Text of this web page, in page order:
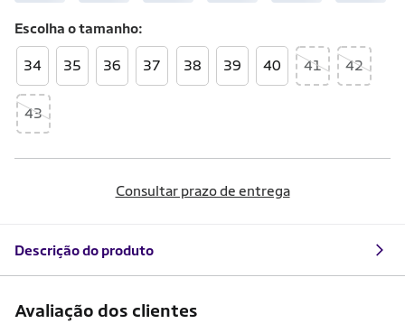
Escolha otamanho
34 35 36 37 38 39 40 41 42
43
Consultar prazo de entrega
Descrição do produto
Avaliação dos clientes